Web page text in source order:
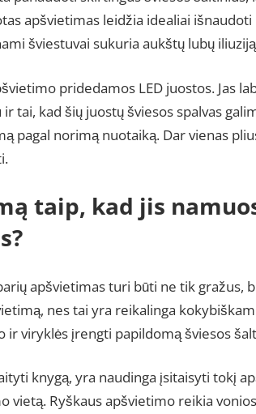
apšvietimas leidžia idealiai
šviestuvai sukuria aukštų lubų
pridedamos LED juostos. Jas
tai, kad šių juostų šviesos spalvas
pagal norimą nuotaiką. Dar vienas
taip, kad jis
apšvietimas turi būti ne tik gražus,
nes tai yra reikalinga
ir viryklės įrengti papildomą šviesos
knygą, yra naudinga įsitaisyti tokį
vietą. Ryškaus apšvietimo reikia